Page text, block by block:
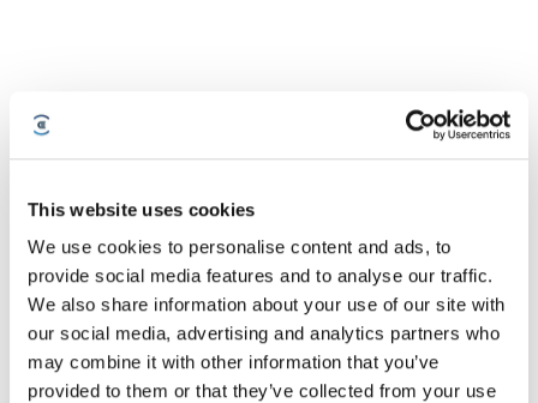
This website uses cookies
We use cookies to personalise content and ads, to
provide social media features and to analyse our traffic.
We also share information about your use of our site with
our social media, advertising and analytics partners who
may combine it with other information that you’ve
provided to them or that they’ve collected from your use
Jednorázový mopovací pad
dárek – jednorázový mopovací pad
Jednorázový
mopovací pad